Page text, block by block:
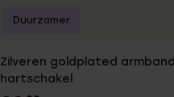
Zilveren goldplated armband
hartschakel
Duurzamer